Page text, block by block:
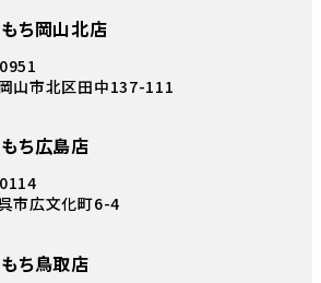
ち岡山北店
山市北区田中137-111
ち広島店
市広文化町6-4
ち鳥取店